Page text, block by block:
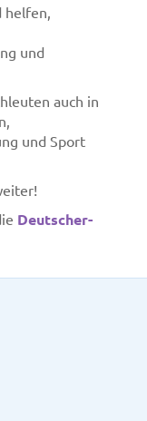
helfen,
und
auch in
und Sport
Deutscher-